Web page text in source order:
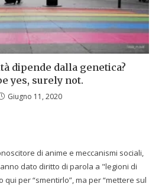
dipende dalla genetica?
yes, surely not.
Giugno 11, 2020
di anime e meccanismi sociali,
dato diritto di parola a "legioni di
qui per “smentirlo”, ma per “mettere sul